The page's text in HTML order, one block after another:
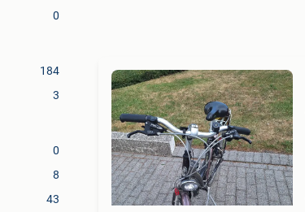
0
184
3
0
8
43